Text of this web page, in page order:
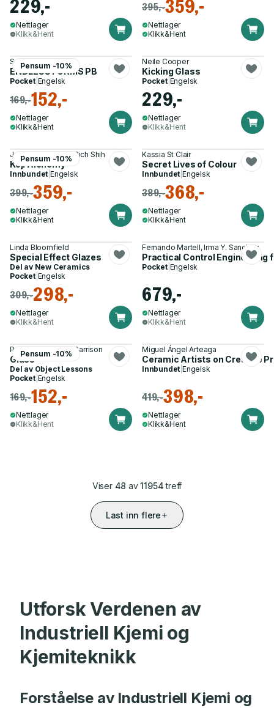
229,-
Nettlager
Klikk&Hent
395,-359,-
Nettlager
Klikk&Hent
Pensum -10%
Seirian Sumner
ENDLESS FORMS PB
Pocket| Engelsk
169,-152,-
Nettlager
Klikk&Hent
Neile Cooper
Kicking Glass
Pocket| Engelsk
229,-
Nettlager
Klikk&Hent
Pensum -10%
Jeremy Umansky, Rich Shih
Koji Alchemy
Innbundet |Engelsk
399,-359,-
Nettlager
Klikk&Hent
Kassia St Clair
Secret Lives of Colour
Innbundet |Engelsk
389,-368,-
Nettlager
Klikk&Hent
Linda Bloomfield
Special Effect Glazes
Del av New Ceramics
Pocket| Engelsk
309,-298,-
Nettlager
Klikk&Hent
Fernando Martell, Irma Y. Sanchez
Practical Control Engineering
Pocket| Engelsk
679,-
Nettlager
Klikk&Hent
Pensum -10%
Professor John S. Garrison
Glass
Del av Object Lessons
Pocket| Engelsk
169,-152,-
Nettlager
Klikk&Hent
Miguel Ángel Arteaga
Ceramic Artists on Creative
Innbundet |Engelsk
419,-398,-
Nettlager
Klikk&Hent
Viser 48 av 11954treff
Last inn flere
Utforsk Verdenen av
Industriell Kjemi og
Kjemiteknikk
Forståelse av Industriell Kjemi og